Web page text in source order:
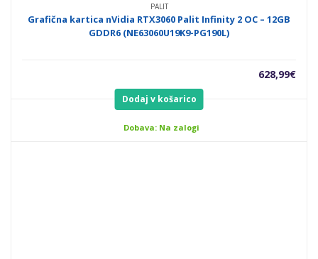
PALIT
Grafična kartica nVidia RTX3060 Palit Infinity 2 OC – 12GB
GDDR6 (NE63060U19K9-PG190L)
628,99€
Dodaj v košarico
Dobava: Na zalogi